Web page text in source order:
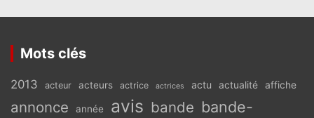
Mots clés
2013 acteur acteurs actrice actrices actu actualité affiche
annonce année avis bande bande-